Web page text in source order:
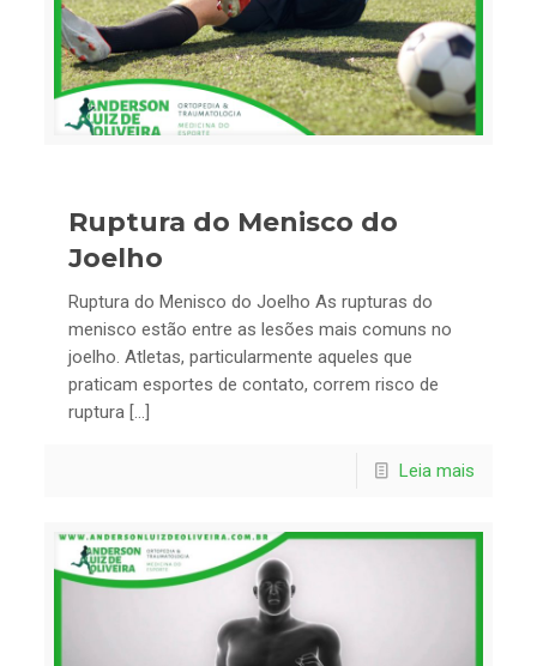
Ruptura do Menisco do
Joelho
Ruptura do Menisco do Joelho As rupturas do
menisco estão entre as lesões mais comuns no
joelho. Atletas, particularmente aqueles que
praticam esportes de contato, correm risco de
ruptura […]
Leia mais